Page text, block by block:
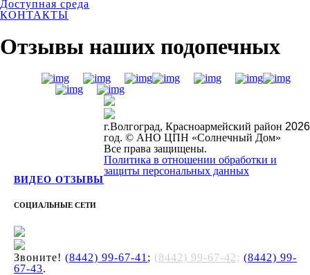
Доступная среда
КОНТАКТЫ
Отзывы наших подопечных
ВИДЕО ОТЗЫВЫ
СОЦИАЛЬНЫЕ СЕТИ
Звоните! (8442) 99-67-41 ; (8442) 99-67-42; (8442) 99-
67-43.
г.Волгоград, Красноармейский район 2026
год. © АНО ЦПН «Солнечный Дом»
Все права защищены.
Политика в отношении обработки и
защиты персональных данных